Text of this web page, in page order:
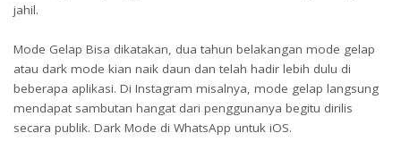
jahil.
Mode Gelap Bisa dikatakan, dua tahun belakangan mode gelap
atau dark mode kian naik daun dan telah hadir lebih dulu di
beberapa aplikasi. Di Instagram misalnya, mode gelap langsung
mendapat sambutan hangat dari penggunanya begitu dirilis
secara publik. Dark Mode di WhatsApp untuk iOS.